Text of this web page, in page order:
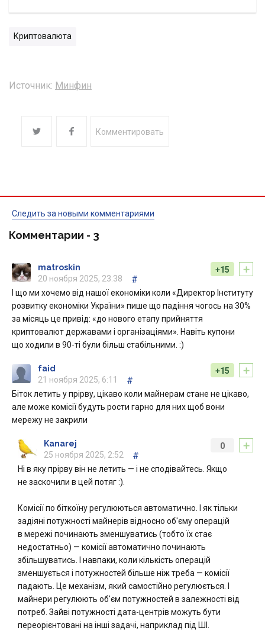
Криптовалюта
Источник: Минфин
Комментировать
Следить за новыми комментариями
Комментарии - 3
+
+15
matroskin
20 ноября 2025, 23:38
#
І що ми хочемо від нашої економіки коли «Директор Інституту
розвитку економіки України» пише що падіння чогось на 30%
за місяць це привід: «до нового етапу прийняття
криптовалют державами і організаціями». Навіть купони
що ходили в 90-ті були більш стабільними. :)
+
+15
faid
21 ноября 2025, 6:11
#
Біток летить у прірву, цікаво коли майнерам стане не цікаво,
але може комісії будуть рости гарно для них щоб вони
мережу не закрили
+
0
Kanarej
25 ноября 2025, 2:52
#
Ні в яку прірву він не летить — і не сподівайтесь. Якщо
не заскочили в цей потяг :).
Комісії по біткоїну регулюються автоматично. І як тільки
задіяні потужності майнерів відносно об'єму операцій
в мережі починають зменшуватись (тобто їх стає
недостатньо) — комісії автоматично починають
збільшуватись. І навпаки, коли кількість операцій
зменшується і потужностей більше ніж треба — комісії
падають. Це механізм, який самостійно регулюється. І
майнери регулюють об'єм потужностей в залежності від
потреб. Зайві потужності дата-центрів можуть бути
переорієнтовані на інші задачі, наприклад під ШІ.